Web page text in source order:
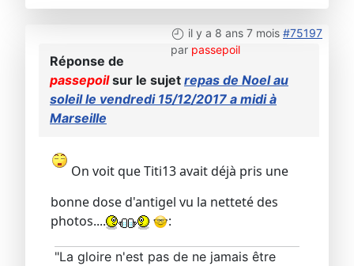
il y a 8 ans 7 mois #75197
par passepoil
Réponse de
passepoilsur le sujet repas de Noel au
soleil le vendredi 15/12/2017 a midi à
Marseille
On voit que Titi13 avait déjà pris une
bonne dose d'antigel vu la netteté des
photos....
:
"La gloire n'est pas de ne jamais être